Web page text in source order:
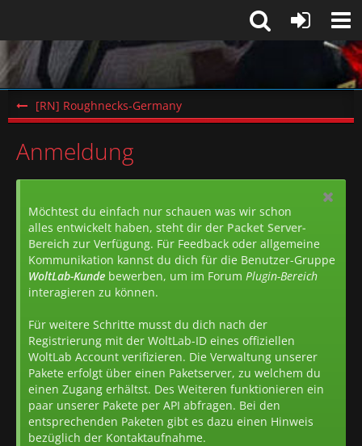
[RN] Roughnecks-Germany
Anmeldung
Möchtest du einfach nur schauen was wir schon
alles entwickelt haben, steht dir der Packet Server-
Bereich zur Verfügung. Für Feedback oder allgemeine
Kommunikation kannst du dich für die Benutzer-Gruppe
WoltLab-Kunde bewerben, um im Forum Plugin-Bereich
interagieren zu können.
Für weitere Schritte musst du dich nach der
Registrierung mit der WoltLab-ID eines offiziellen
WoltLab Account verifizieren. Die Verwaltung unserer
Pakete erfolgt über einen Paketserver, zu welchem du
einen Zugang erhältst. Des Weiteren funktionieren ein
paar unserer Pakete per API abfragen. Bei den
entsprechenden Paketen gibt es dazu einen Hinweis
bezüglich der Kontaktaufnahme.